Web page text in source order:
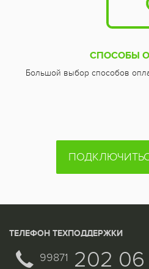
СПОСОБЫ
Большой выбор способов
ТЕЛЕФОН ТЕХПОДДЕРЖКИ
99871 202 06